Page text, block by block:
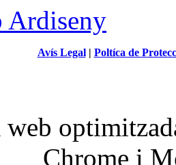
Ardiseny
Avís Legal| Poltíca de
Chrome i